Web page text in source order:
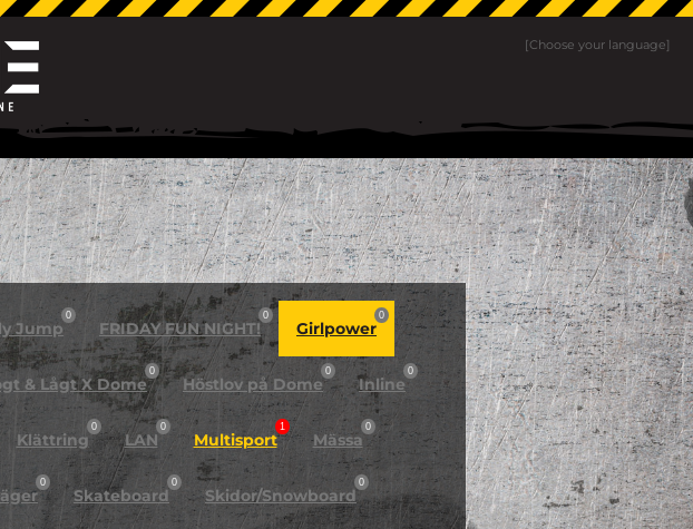
[Choose your language]
Jump
0
FRIDAY FUN NIGHT!
0
Girlpower
0
& Lågt X Dome
0
Höstlov på Dome
0
Inline
0
Klättring
0
LAN
0
Multisport
1
Mässa
0
0
Skateboard
0
Skidor/Snowboard
0